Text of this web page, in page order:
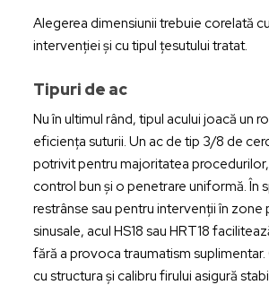
Alegerea dimensiunii trebuie corelată
intervenției și cu tipul țesutului tratat.
Tipuri de ac
Nu în ultimul rând, tipul acului joacă un
eficiența suturii. Un ac de tip 3/8 de
potrivit pentru majoritatea
control bun și o penetrare uniformă. În
restrânse sau pentru intervenții în zone
sinusale, acul HS18 sau HRT18
fără a provoca traumatism suplimentar.
cu structura și calibru firului asigură